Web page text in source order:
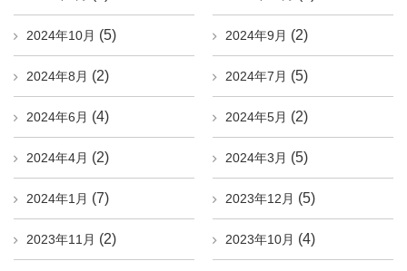
2024年10月 (5) 2024年9月 (2)
2024年8月 (2) 2024年7月 (5)
2024年6月 (4) 2024年5月 (2)
2024年4月 (2) 2024年3月 (5)
2024年1月 (7) 2023年12月 (5)
2023年11月 (2) 2023年10月 (4)